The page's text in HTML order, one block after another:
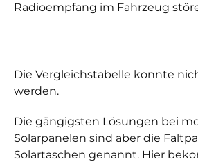
Radioempfang im Fahrzeug
Die Vergleichstabelle konnte
werden.
Die gängigsten Lösungen bei
Solarpanelen sind aber die
Solartaschen genannt. Hier